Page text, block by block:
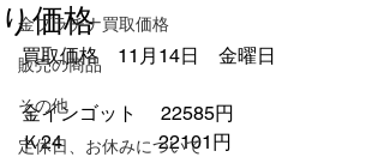
金プラチナ買取価格
販売の商品
その他
定休日、お休みについて
り価格
買取価格　11月14日　金曜日
金インゴット　 22585円
Ｋ24　　　　　22101円